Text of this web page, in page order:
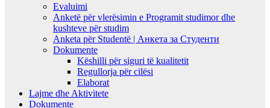
Evaluimi
Anketë për vlerësimin e Programit studimor dhe
kushteve për studim
Anketa për Studentë | Анкета за Студенти
Dokumente
Këshilli për siguri të kualitetit
Regullorja për cilësi
Elaborat
Lajme dhe Aktivitete
Dokumente